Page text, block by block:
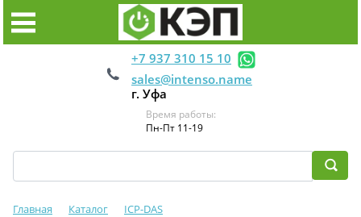
+7 937 310 15 10
sales@intenso.name
г. Уфа
Время работы:
Пн-Пт 11-19
Главная Каталог
ICP-DAS